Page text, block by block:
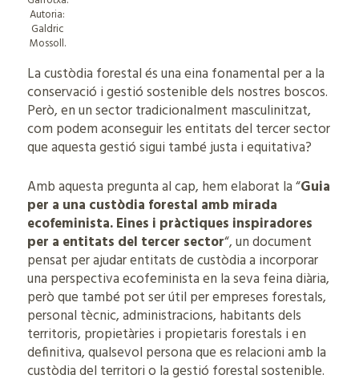
Autoria:
Galdric
Mossoll.
La custòdia forestal és una eina fonamental per a la
conservació i gestió sostenible dels nostres boscos.
Però, en un sector tradicionalment masculinitzat,
com podem aconseguir les entitats del tercer sector
que aquesta gestió sigui també justa i equitativa?
Amb aquesta pregunta al cap, hem elaborat la “Guia
per a una custòdia forestal amb mirada
ecofeminista. Eines i pràctiques inspiradores
per a entitats del tercer sector“, un document
pensat per ajudar entitats de custòdia a incorporar
una perspectiva ecofeminista en la seva feina diària,
però que també pot ser útil per empreses forestals,
personal tècnic, administracions, habitants dels
territoris, propietàries i propietaris forestals i en
definitiva, qualsevol persona que es relacioni amb la
custòdia del territori o la gestió forestal sostenible.